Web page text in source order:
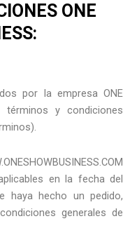
ONE
por la empresa ONE
términos y condiciones
en la fecha del
haya hecho un pedido,
generales de